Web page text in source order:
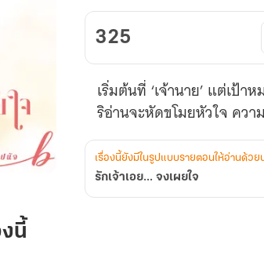
เผย
325
เริ่มต้นที่ ‘เจ้านาย’ แต่เป้
ริอ่านจะหัดขโมยหัวใจ คว
เรื่องนี้ยังมีในรูปแบบรายตอนให้อ่านด้วย
รักเจ้าเอย... จงเผยใจ
นี้